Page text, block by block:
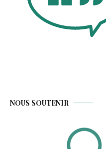
NOUS SOUTENIR